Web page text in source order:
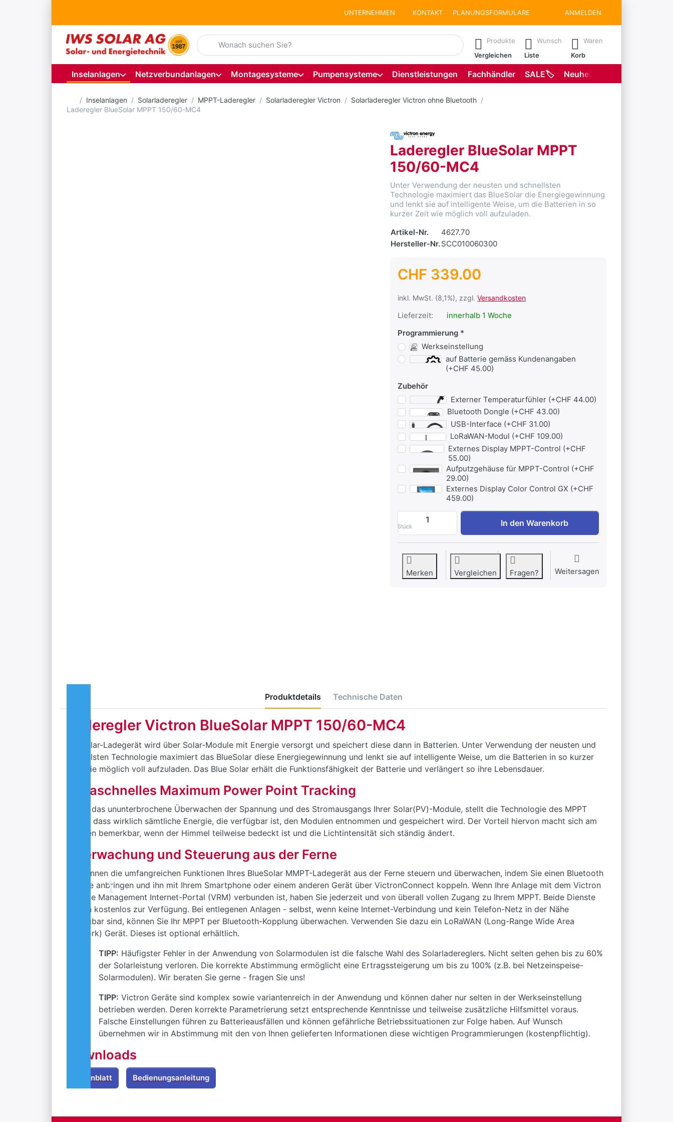
UNTERNEHMEN KONTAKT PLANUNGSFORMULARE ANMELDEN
Geben Sie einen Suchbegriff ein. Während Sie tippen, erscheinen automatisch erste Ergebnisse. Drücken Sie die Eingabetaste, um
Produkte
Vergleichen
Wunsch
Liste
Waren
Korb
Inselanlagen Netzverbundanlagen Montagesysteme Pumpensysteme Dienstleistungen Fachhändler SALE🏷️ Neuheiten
Startseite
Inselanlagen Solarladeregler MPPT-Laderegler Solarladeregler Victron
Solarladeregler Victron ohne Bluetooth
Laderegler BlueSolar MPPT 150/60-MC4
Laderegler BlueSolar MPPT
150/60-MC4
Unter Verwendung der neusten und schnellsten
Technologie maximiert das BlueSolar die Energiegewinnung
und lenkt sie auf intelligente Weise, um die Batterien in so
kurzer Zeit wie möglich voll aufzuladen.
Artikel-Nr.
4627.70
Hersteller-Nr.SCC010060300
CHF 339.00
inkl. MwSt. (8,1%), zzgl.Versandkosten
Lieferzeit:
innerhalb 1 Woche
Programmierung
Werkseinstellung
auf Batterie gemäss Kundenangaben
(+CHF 45.00)
Zubehör
Externer Temperaturfühler (+CHF 44.00)
Bluetooth Dongle (+CHF 43.00)
USB-Interface (+CHF 31.00)
LoRaWAN-Modul (+CHF 109.00)
Externes Display MPPT-Control (+CHF
55.00)
Aufputzgehäuse für MPPT-Control (+CHF
29.00)
Externes Display Color Control GX (+CHF
459.00)
Stück
Laderegler BlueSolar MPPT 150/60-MC4 zu CHF 339.00,
In den Warenkorb
Merken Vergleichen Fragen? Weitersagen
Produktdetails Technische Daten
Laderegler Victron BlueSolar MPPT 150/60-MC4
Ein Solar-Ladegerät wird über Solar-Module mit Energie versorgt und speichert diese dann in Batterien. Unter Verwendung der neusten und
schnellsten Technologie maximiert das BlueSolar diese Energiegewinnung und lenkt sie auf intelligente Weise, um die Batterien in so kurzer
Zeit wie möglich voll aufzuladen. Das Blue Solar erhält die Funktionsfähigkeit der Batterie und verlängert so ihre Lebensdauer.
Ultraschnelles Maximum Power Point Tracking
Durch das ununterbrochene Überwachen der Spannung und des Stromausgangs Ihrer Solar(PV)-Module, stellt die Technologie des MPPT
sicher, dass wirklich sämtliche Energie, die verfügbar ist, den Modulen entnommen und gespeichert wird. Der Vorteil hiervon macht sich am
meisten bemerkbar, wenn der Himmel teilweise bedeckt ist und die Lichtintensität sich ständig ändert.
Überwachung und Steuerung aus der Ferne
Sie können die umfangreichen Funktionen Ihres BlueSolar MMPT-Ladegerät aus der Ferne steuern und überwachen, indem Sie einen Bluetooth
Dongle anbringen und ihn mit Ihrem Smartphone oder einem anderen Gerät über VictronConnect koppeln. Wenn Ihre Anlage mit dem Victron
Remote Management Internet-Portal (VRM) verbunden ist, haben Sie jederzeit und von überall vollen Zugang zu Ihrem MPPT. Beide Dienste
stehen kostenlos zur Verfügung. Bei entlegenen Anlagen - selbst, wenn keine Internet-Verbindung und kein Telefon-Netz in der Nähe
verfügbar sind, können Sie Ihr MPPT per Bluetooth-Kopplung überwachen. Verwenden Sie dazu ein LoRaWAN (Long-Range Wide Area
Network) Gerät. Dieses ist optional erhältlich.
TIPP: Häufigster Fehler in der Anwendung von Solarmodulen ist die falsche Wahl des Solarladereglers. Nicht selten gehen bis zu 60%
der Solarleistung verloren. Die korrekte Abstimmung ermöglicht eine Ertragssteigerung um bis zu 100% (z.B. bei Netzeinspeise-
Solarmodulen). Wir beraten Sie gerne - fragen Sie uns!
TIPP: Victron Geräte sind komplex sowie variantenreich in der Anwendung und können daher nur selten in der Werkseinstellung
betrieben werden. Deren korrekte Parametrierung setzt entsprechende Kenntnisse und teilweise zusätzliche Hilfsmittel voraus.
Falsche Einstellungen führen zu Batterieausfällen und können gefährliche Betriebssituationen zur Folge haben. Auf Wunsch
übernehmen wir in Abstimmung mit den von Ihnen gelieferten Informationen diese wichtigen Programmierungen (kostenpflichtig).
Downloads
Datenblatt Bedienungsanleitung